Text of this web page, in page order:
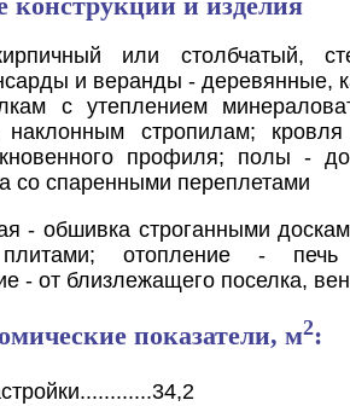
или столбчатый,
и веранды - деревянные,
с утеплением
наклонным стропилам;
профиля; полы -
со спаренными переплетами
- обшивка строганными
плитами; отопление -
- от близлежащего поселка,
показатели, м2: